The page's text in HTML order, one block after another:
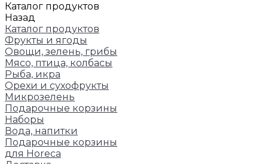
Каталог продуктов
Назад
Каталог продуктов
Фрукты и ягоды
Овощи, зелень, грибы
Мясо, птица, колбасы
Рыба, икра
Орехи и сухофрукты
Микрозелень
Подарочные корзины
Наборы
Вода, напитки
Подарочные корзины
для Horeca